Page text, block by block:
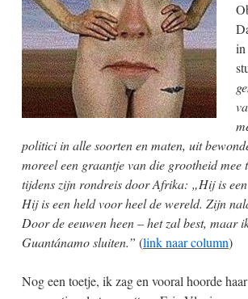
in
politici in alle soorten en maten, uit
moreel een graantje van die grootheid
tijdens zijn rondreis door Afrika: „Hij is
Hij is een held voor heel de wereld. Zijn
Door de eeuwen heen – het zal best, maar
Guantánamo sluiten.” (link naar column)
Nog een toetje, ik zag en vooral hoorde